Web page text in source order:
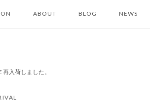
ABOUT BLOG NEWS
入荷しました。